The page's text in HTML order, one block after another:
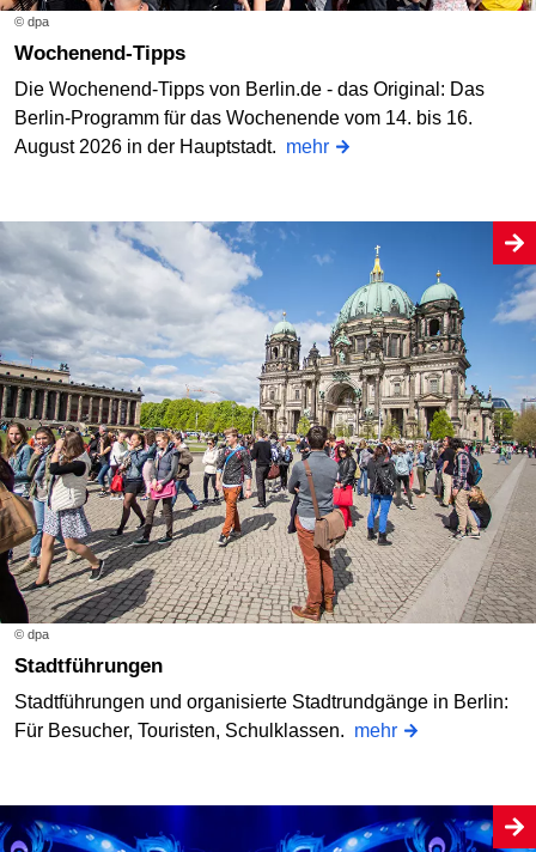
© dpa
Wochenend-Tipps
Die Wochenend-Tipps von Berlin.de - das Original: Das
Berlin-Programm für das Wochenende vom 14. bis 16.
August 2026 in der Hauptstadt. mehr
© dpa
Stadtführungen
Stadtführungen und organisierte Stadtrundgänge in Berlin:
Für Besucher, Touristen, Schulklassen. mehr